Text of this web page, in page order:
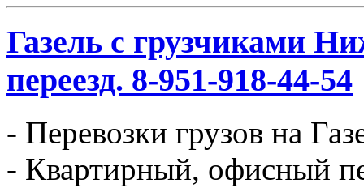
Газель с грузчиками
переезд. 8-951-918-44-54
- Перевозки грузов на
- Квартирный, офисный